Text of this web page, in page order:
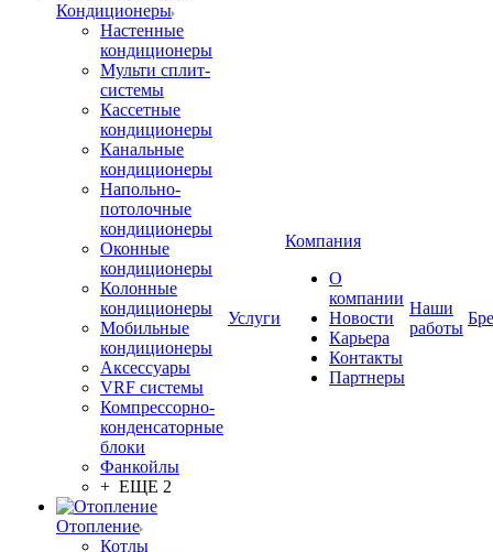
Кондиционеры
Настенные
кондиционеры
Мульти сплит-
системы
Кассетные
кондиционеры
Канальные
кондиционеры
Напольно-
потолочные
кондиционеры
Оконные
кондиционеры
Колонные
кондиционеры
Мобильные
кондиционеры
Аксессуары
VRF системы
Компрессорно-
конденсаторные
блоки
Фанкойлы
+ ЕЩЕ 2
Отопление
Котлы
Услуги
Компания
О
компании
Новости
Карьера
Контакты
Партнеры
Наши
работы